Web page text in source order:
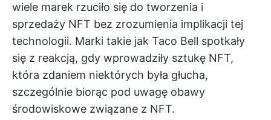
wiele marek rzuciło się do tworzenia i
sprzedaży NFT bez zrozumienia implikacji tej
technologii. Marki takie jak Taco Bell spotkały
się z reakcją, gdy wprowadziły sztukę NFT,
która zdaniem niektórych była głucha,
szczególnie biorąc pod uwagę obawy
środowiskowe związane z NFT.